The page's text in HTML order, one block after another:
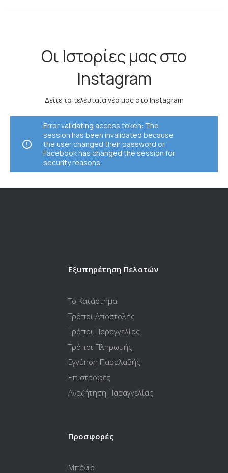
Οι Ιστορίες μας στο
Instagram
Δείτε τα τελευταία νέα μας στο Instagram
Error validating access token: The
session has been invalidated because
the user changed their password or
Facebook has changed the session for
security reasons.
Εξυπηρέτηση Πελατών
Το Κατάστημα
Τρόποι Αποστολής
Τρόποι Παραγγελίας
Τρόποι Πληρωμής
Εγγύηση Παραλαβής
Επιστροφές
Αναζήτηση Παραγγελίας
Προσφορές
Μπάνιο